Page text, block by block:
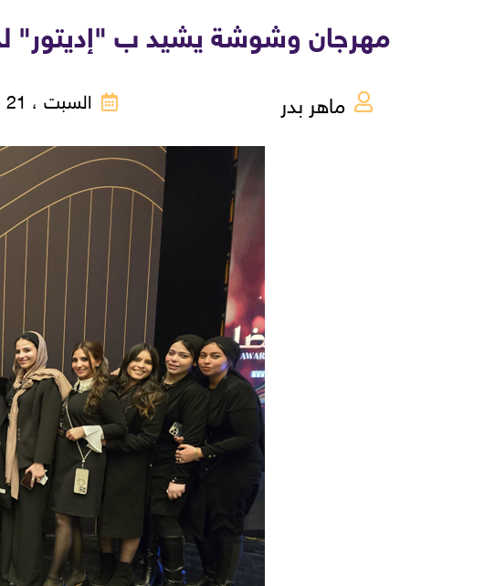
مهرجان وشوشة يشيد ب "إديتور"
ماهر بدر السبت ، 21 ديسمبر 2024